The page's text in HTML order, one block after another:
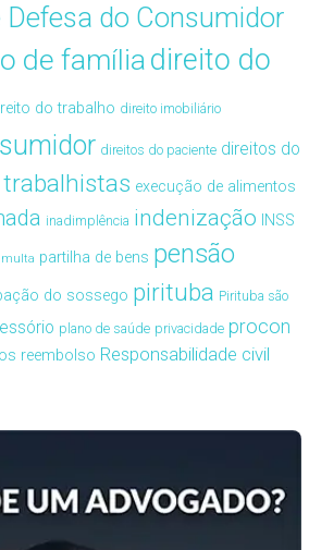
Defesa do Consumidor
de famíliadireito do
do trabalho direito imobiliário
direitos do paciente direitos do
execução de alimentos
inadimplência indenização INSS
multa partilha de bens pensão
do sossego pirituba Pirituba são
plano de saúde privacidade procon
reembolso Responsabilidade civil